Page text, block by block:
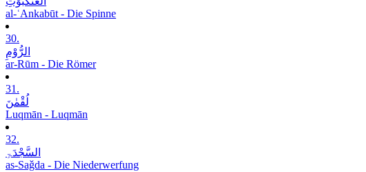
al-ʿAnkabūt - Die Spinne
30.
الرُّوْمِ
ar-Rūm - Die Römer
31.
لُقْمٰنَ
Luqmān - Luqmān
32.
السَّجْدَۃِ
as-Saǧda - Die Niederwerfung